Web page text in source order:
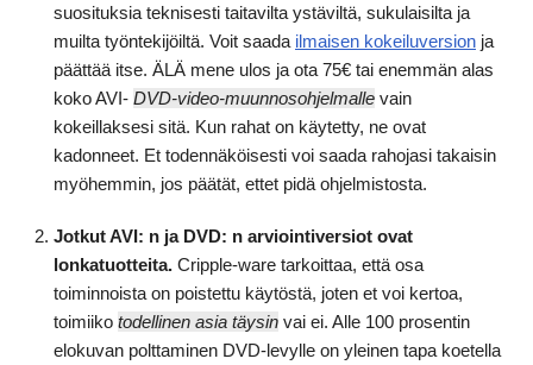
suosituksia teknisesti taitavilta ystäviltä, sukulaisilta ja
muilta työntekijöiltä. Voit saada ilmaisen kokeiluversion ja
päättää itse. ÄLÄ mene ulos ja ota 75€ tai enemmän alas
koko AVI- DVD-video-muunnosohjelmalle vain
kokeillaksesi sitä. Kun rahat on käytetty, ne ovat
kadonneet. Et todennäköisesti voi saada rahojasi takaisin
myöhemmin, jos päätät, ettet pidä ohjelmistosta.
Jotkut AVI: n ja DVD: n arviointiversiot ovat
lonkatuotteita. Cripple-ware tarkoittaa, että osa
toiminnoista on poistettu käytöstä, joten et voi kertoa,
toimiiko todellinen asia täysin vai ei. Alle 100 prosentin
elokuvan polttaminen DVD-levylle on yleinen tapa koetella